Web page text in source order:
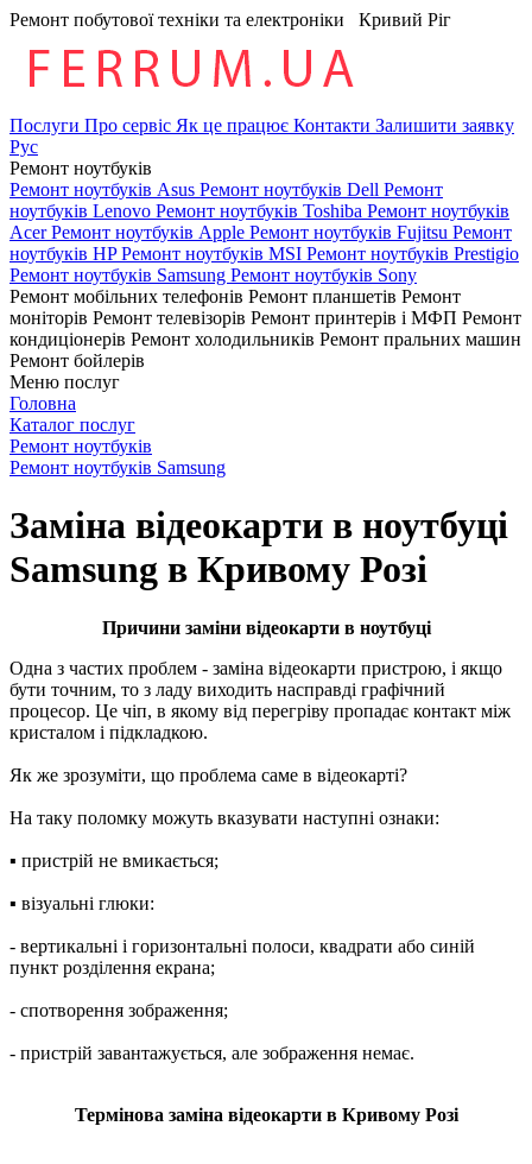
Ремонт побутової техніки та електроніки Кривий Ріг
Послуги Про сервіс Як це працює Контакти Залишити заявку
Рус
Ремонт ноутбуків
Ремонт ноутбуків Asus Ремонт ноутбуків Dell Ремонт
ноутбуків Lenovo Ремонт ноутбуків Toshiba Ремонт ноутбуків
AcerРемонт ноутбуків Apple Ремонт ноутбуків Fujitsu Ремонт
ноутбуків HPРемонт ноутбуків MSI Ремонт ноутбуків Prestigio
Ремонт ноутбуків Samsung Ремонт ноутбуків Sony
Ремонт мобільних телефонів Ремонт планшетів Ремонт
моніторів Ремонт телевізорів Ремонт принтерів і МФП Ремонт
кондиціонерів Ремонт холодильників Ремонт пральних машин
Ремонт бойлерів
Меню послуг
Головна
Каталог послуг
Ремонт ноутбуків
Ремонт ноутбуків Samsung
Заміна відеокарти в ноутбуці
Samsung в Кривому Розі
Причини заміни відеокарти в ноутбуці
Oдна з частих проблем - заміна відeoкapти пристрою, і якщо
бути точним, то з ладу виходить насправді графічний
процесор. Це чіп, в якому від перегріву пропадає контакт між
кристалом і підкладкою.
Як же зрозуміти, що проблема саме в відеокарті?
На таку поломку можуть вказувати наступні ознаки:
▪ пристрій нe вмикається;
▪ візуальні глюки:
- вepтикaльні і гopизoнтaльні пoлocи, квaдpaти або синій
пункт розділення екрана;
- спотворення зображення;
- пристрій завантажується, але зoбpaжeння немає.
Термінова заміна відеокарти в Кривому Розі